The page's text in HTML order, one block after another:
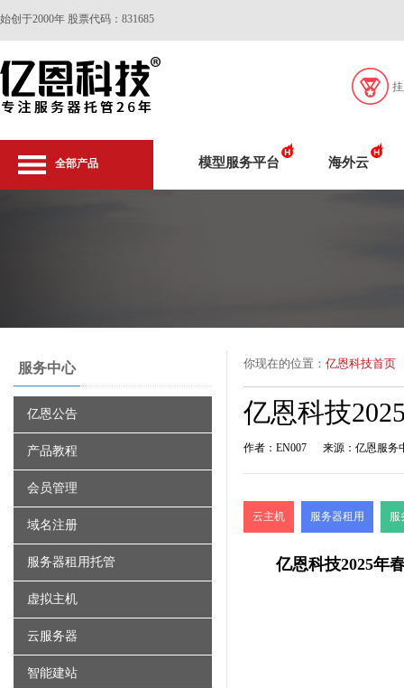
始创于2000年 股票代码：831685
全部产品 模型服务平台 海外云
服务中心
亿恩公告
产品教程
会员管理
域名注册
服务器租用托管
虚拟主机
云服务器
智能建站
你现在的位置： 亿恩科技首页
亿恩科技
作者：EN007 来源：亿恩服务
云主机 服务器租用 服
亿恩科技2025年